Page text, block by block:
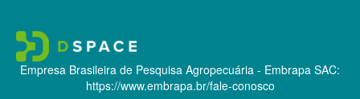
Empresa Brasileira de Pesquisa Agropecuária - Embrapa SAC:
https://www.embrapa.br/fale-conosco